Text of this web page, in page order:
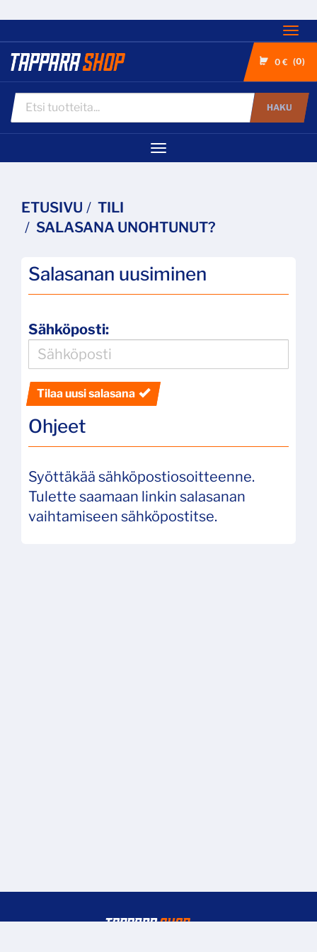
0 € 0
HAKU
Navigaatio
ETUSIVU
TILI
SALASANA UNOHTUNUT?
Salasanan uusiminen
Sähköposti:
Tilaa uusi salasana
Ohjeet
Syöttäkää sähköpostiosoitteenne.
Tulette saamaan linkin salasanan
vaihtamiseen sähköpostitse.